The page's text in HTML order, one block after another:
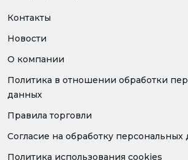
Контакты
Новости
О компании
Политика в отношении обработки
данных
Правила торговли
Согласие на обработку персональных
Политика использования cookies